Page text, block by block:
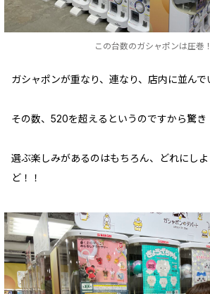
この台数のガシャポンは圧巻
ガシャポンが重なり、連なり、店内に並んで
その数、520を超えるというのですから驚き
選ぶ楽しみがあるのはもちろん、どれにし
ど！！